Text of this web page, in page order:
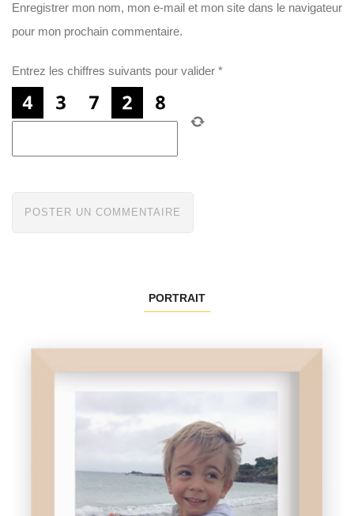
Enregistrer mon nom, mon e-mail et mon site dans le navigateur
pour mon prochain commentaire.
Entrez les chiffres suivants pour valider *
PORTRAIT